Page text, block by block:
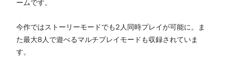
ームです。
今作ではストーリーモードでも2人同時プレイが可能に。ま
た最大8人で遊べるマルチプレイモードも収録されていま
す。